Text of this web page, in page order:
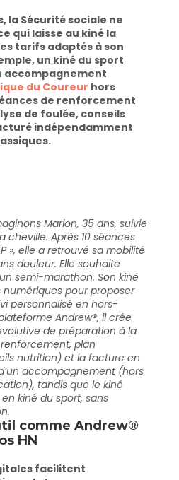
la Sécurité sociale ne
qui laisse au kiné la
tarifs adaptés à son
un kiné du sport
accompagnement
du Coureur hors
de renforcement
de foulée, conseils
indépendamment
Marion, 35 ans, suivie
cheville. Après 10 séances
», elle a retrouvé sa mobilité
douleur. Elle souhaite
semi-marathon. Son kiné
pour proposer
personnalisé en hors-
Andrew®, il crée
de préparation à la
plan
nutrition) et la facture en
accompagnement (hors
tandis que le kiné
kiné du sport, sans
comme Andrew®
HN
facilitent